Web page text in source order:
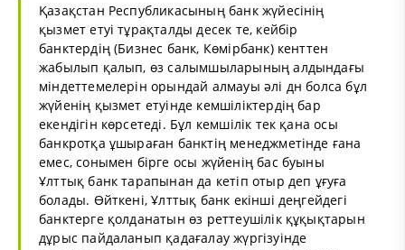
Қазақстан Республикасының банк жүйесінің
қызмет етуі тұрақталды десек те, кейбір
банктердің (Бизнес банк, Көмірбанк) кенттен
жабылып қалып, өз салымшыларының алдындағы
міндеттемелерін орындай алмауы әлі дн болса бұл
жүйенің қызмет етуінде кемшіліктердің бар
екендігін көрсетеді. Бұл кемшілік тек қана осы
банкротқа ұшыраған банктің менеджметінде ғана
емес, сонымен бірге осы жүйенің бас буыны
Ұлттық банк тарапынан да кетіп отыр деп ұғуға
болады. Өйткені, Ұлттық банк екінші деңгейдегі
банктерге қолданатын өз реттеушілік құқықтарын
дұрыс пайдаланып қадағалау жүргізуінде